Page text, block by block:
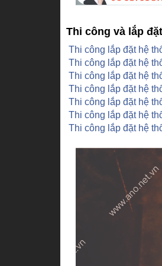
Thi công và lắp
Thi công lắp đặt hệ
Thi công lắp đặt hệ
Thi công lắp đặt hệ
Thi công lắp đặt hệ
Thi công lắp đặt hệ
Thi công lắp đặt hệ
Thi công lắp đặt hệ